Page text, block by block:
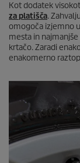
Kot dodatek
za platišča.
omogoča izjemno
mesta in
krtačo. Zaradi
enakomerno